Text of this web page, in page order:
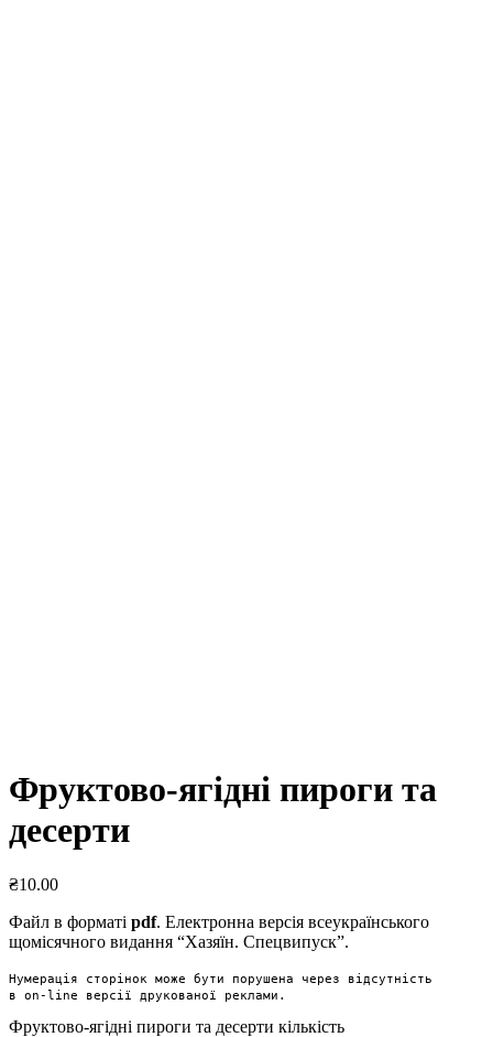
Фруктово-ягідні пироги та
десерти
₴10.00
Файл в форматі pdf. Електронна версія всеукраїнського
щомісячного видання “Хазяїн. Спецвипуск”.
Нумерація сторінок може бути порушена через відсутність
Фруктово-ягідні пироги та десерти кількість